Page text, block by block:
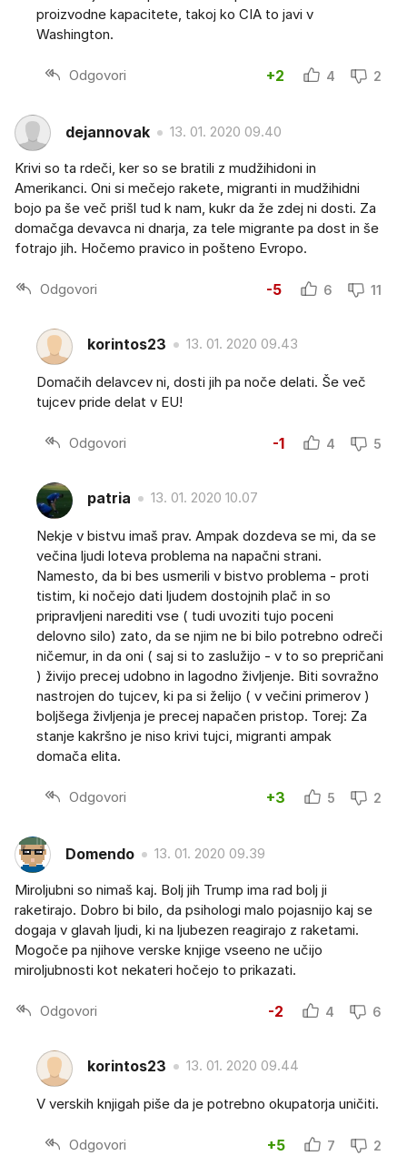
proizvodne kapacitete, takoj ko CIA to javi v
Washington.
Odgovori +2 4 2
dejannovak 13. 01. 2020 09.40
Krivi so ta rdeči, ker so se bratili z mudžihidoni in
Amerikanci. Oni si mečejo rakete, migranti in mudžihidni
bojo pa še več prišl tud k nam, kukr da že zdej ni dosti. Za
domačga devavca ni dnarja, za tele migrante pa dost in še
fotrajo jih. Hočemo pravico in pošteno Evropo.
Odgovori -5 6 11
korintos23 13. 01. 2020 09.43
Domačih delavcev ni, dosti jih pa noče delati. Še več
tujcev pride delat v EU!
Odgovori -1 4 5
patria 13. 01. 2020 10.07
Nekje v bistvu imaš prav. Ampak dozdeva se mi, da se
večina ljudi loteva problema na napačni strani.
Namesto, da bi bes usmerili v bistvo problema - proti
tistim, ki nočejo dati ljudem dostojnih plač in so
pripravljeni narediti vse ( tudi uvoziti tujo poceni
delovno silo) zato, da se njim ne bi bilo potrebno odreči
ničemur, in da oni ( saj si to zaslužijo - v to so prepričani
) živijo precej udobno in lagodno življenje. Biti sovražno
nastrojen do tujcev, ki pa si želijo ( v večini primerov )
boljšega življenja je precej napačen pristop. Torej: Za
stanje kakršno je niso krivi tujci, migranti ampak
domača elita.
Odgovori +3 5 2
Domendo 13. 01. 2020 09.39
Miroljubni so nimaš kaj. Bolj jih Trump ima rad bolj ji
raketirajo. Dobro bi bilo, da psihologi malo pojasnijo kaj se
dogaja v glavah ljudi, ki na ljubezen reagirajo z raketami.
Mogoče pa njihove verske knjige vseeno ne učijo
miroljubnosti kot nekateri hočejo to prikazati.
Odgovori -2 4 6
korintos23 13. 01. 2020 09.44
V verskih knjigah piše da je potrebno okupatorja uničiti.
Odgovori +5 7 2